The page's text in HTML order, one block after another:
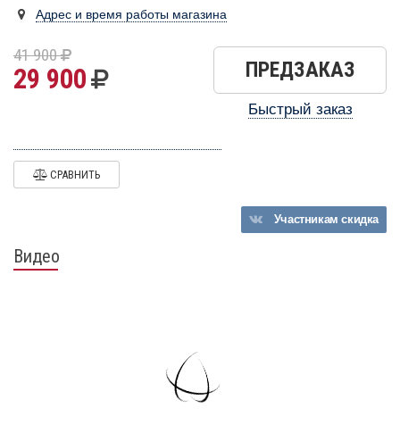
Адрес и время работы магазина
41 900
29 900 ПРЕДЗАКАЗ
Быстрый заказ
СРАВНИТЬ
Участникамскидка
Видео